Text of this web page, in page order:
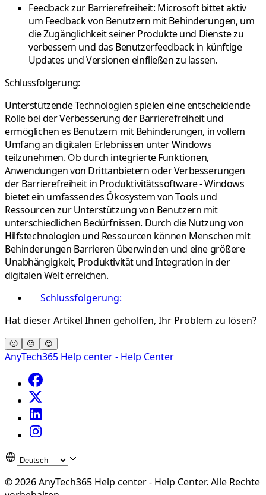
Feedback zur Barrierefreiheit: Microsoft bittet aktiv
um Feedback von Benutzern mit Behinderungen, um
die Zugänglichkeit seiner Produkte und Dienste zu
verbessern und das Benutzerfeedback in künftige
Updates und Versionen einfließen zu lassen.
Schlussfolgerung:
Unterstützende Technologien spielen eine entscheidende
Rolle bei der Verbesserung der Barrierefreiheit und
ermöglichen es Benutzern mit Behinderungen, in vollem
Umfang an digitalen Erlebnissen unter Windows
teilzunehmen. Ob durch integrierte Funktionen,
Anwendungen von Drittanbietern oder Verbesserungen
der Barrierefreiheit in Produktivitätssoftware - Windows
bietet ein umfassendes Ökosystem von Tools und
Ressourcen zur Unterstützung von Benutzern mit
unterschiedlichen Bedürfnissen. Durch die Nutzung von
Hilfstechnologien und Ressourcen können Menschen mit
Behinderungen Barrieren überwinden und eine größere
Unabhängigkeit, Produktivität und Integration in der
digitalen Welt erreichen.
Schlussfolgerung:
Hat dieser Artikel Ihnen geholfen, Ihr Problem zu lösen?
🙁 😐 😍
AnyTech365 Help center - Help Center
©2026AnyTech365 Help center - Help Center. Alle Rechte